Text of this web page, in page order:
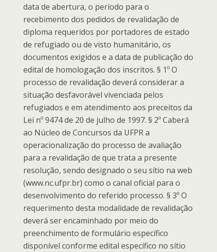
data de abertura, o período para o
recebimento dos pedidos de revalidação de
diploma requeridos por portadores de estado
de refugiado ou de visto humanitário, os
documentos exigidos e a data de publicação do
edital de homologação dos inscritos. § 1º O
processo de revalidação deverá considerar a
situação desfavorável vivenciada pelos
refugiados e em atendimento aos preceitos da
Lei nº 9474 de 20 de julho de 1997. § 2º Caberá
ao Núcleo de Concursos da UFPR a
operacionalização do processo de avaliação
para a revalidação de que trata a presente
resolução, sendo designado o seu sítio na web
(www.nc.ufpr.br) como o canal oficial para o
desenvolvimento do referido processo. § 3º O
requerimento desta modalidade de revalidação
deverá ser encaminhado por meio do
preenchimento de formulário específico
disponível conforme edital específico no sítio